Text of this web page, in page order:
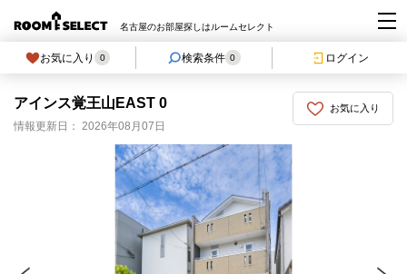
名古屋のお部屋探しはルームセレクト
お気に入り 0 検索条件 0 ログイン
お気に入り
アインス覚王山EAST 0
情報更新日： 2026年08月07日